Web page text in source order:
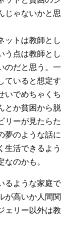
じゃないかと思
ットは教師とし
う点は教師とし
のだと思う。一
ていると想定す
いでめちゃくち
とか貧困から脱
リーが見たらた
夢のような話に
生活できるよう
のかも。
るような家庭で
が高いか人間関
ェリー以外は教